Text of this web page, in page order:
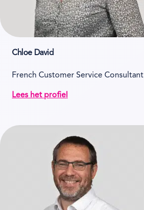
Chloe David
French Customer Service Consultant
Lees het profiel